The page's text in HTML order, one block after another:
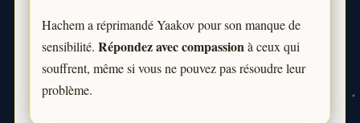
Hachem a réprimandé Yaakov pour son manque de
sensibilité. Répondez avec compassionà ceux qui
souffrent, même si vous ne pouvez pas résoudre leur
problème.